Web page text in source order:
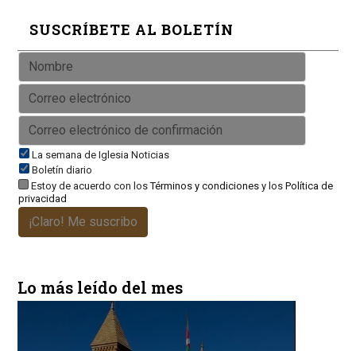
SUSCRÍBETE AL BOLETÍN
La semana de Iglesia Noticias
Boletín diario
Estoy de acuerdo con losTérminos y condicionesy los Política de
privacidad
¡Claro! Me suscribo
Lo más leído del mes